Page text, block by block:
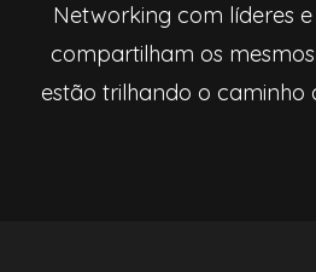
Networking com líderes
compartilham os
estão trilhando o caminho